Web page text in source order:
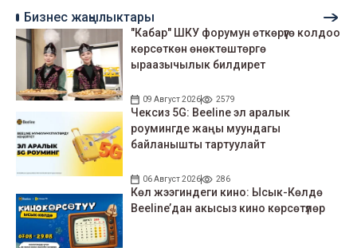
Бизнес жаңылыктары
"Кабар" ШКУ форумун өткөрүүгө колдоо
көрсөткөн өнөктөштөргө
ыраазычылык билдирет
09 Август 2026 2579
Чексиз 5G: Beeline эл аралык
роумингде жаңы муундагы
байланышты тартуулайт
06 Август 2026 286
Көл жээгиндеги кино: Ысык-Көлдө
Beeline’дан акысыз кино көрсөтүлөр